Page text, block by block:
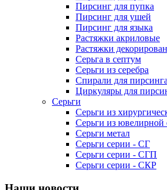
Пирсинг для пупка
Пирсинг для ушей
Пирсинг для языка
Растяжки акриловые
Растяжки
Серьга в септум
Серьги из серебра
Спирали для пирсинга
Циркуляры для
Серьги
Серьги из
Серьги из ювелирной
Серьги метал
Серьги серии - СГ
Серьги серии - СГП
Серьги серии - СКР